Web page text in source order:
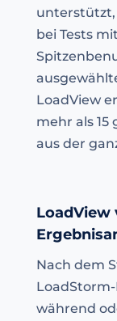
unterstützt,
bei Tests
LoadView
mehr als
aus der
LoadView
Nach dem
während